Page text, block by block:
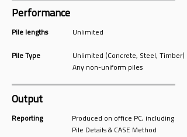
Performance
Pile lengths
Pile Type
Unlimited
Unlimited (Concrete, Steel, Timber)
Any non-uniform piles
Output
Reporting
Produced on office PC, including
Pile Details & CASE Method